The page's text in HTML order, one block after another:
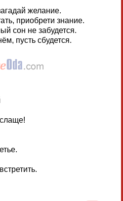
желание.
приобрети знание.
сон не забудется.
пусть сбудется.